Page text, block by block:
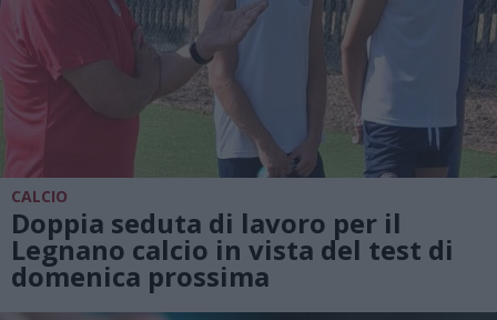
CALCIO
Doppia seduta di lavoro per il
Legnano calcio in vista del test di
domenica prossima